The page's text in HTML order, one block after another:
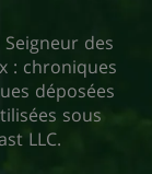
des
: chroniques
déposées
sous
LLC.